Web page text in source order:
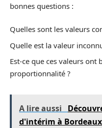
bonnes questions :
Quelles sont les valeurs
Quelle est la valeur
Est-ce que ces valeurs ont
proportionnalité ?
A lire aussi
d'intérim à